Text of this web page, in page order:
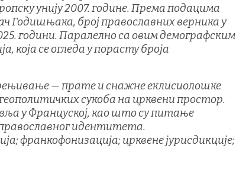
унију 2007. године. Према подацима
Годишњака, број православних верника у
години. Паралелно са овим демографским
која се огледа у порасту броја
— прате и снажне еклисиолошке
сукоба на црквени простор.
у Француској, као што су питање
идентитета.
франкофонизација; црквене јурисдикције;